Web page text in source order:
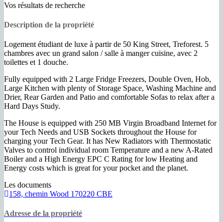
Vos résultats de recherche
Description de la propriété
Logement étudiant de luxe à partir de 50 King Street, Treforest. 5
chambres avec un grand salon / salle à manger cuisine, avec 2
toilettes et 1 douche.
Fully equipped with 2 Large Fridge Freezers, Double Oven, Hob,
Large Kitchen with plenty of Storage Space, Washing Machine and
Drier, Rear Garden and Patio and comfortable Sofas to relax after a
Hard Days Study.
The House is equipped with 250 MB Virgin Broadband Internet for
your Tech Needs and USB Sockets throughout the House for
charging your Tech Gear. It has New Radiators with Thermostatic
Valves to control individual room Temperature and a new A-Rated
Boiler and a High Energy EPC C Rating for low Heating and
Energy costs which is great for your pocket and the planet.
Les documents
158, chemin Wood 170220 CBE
Adresse de la propriété